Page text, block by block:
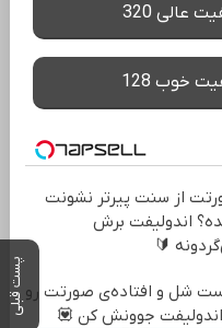
پست قبلی
عالی 320
خوب 128
از سنت پیرتر نشونت
اندولیفت برش
🔰
شل و افتاده‌ی صورتت رو
اندولیفت جوونش کن 💟